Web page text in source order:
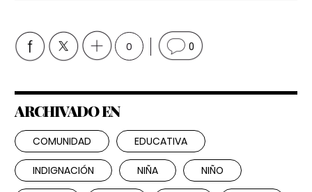
0 0
ARCHIVADO EN
COMUNIDAD EDUCATIVA
INDIGNACIÓN NIÑA NIÑO